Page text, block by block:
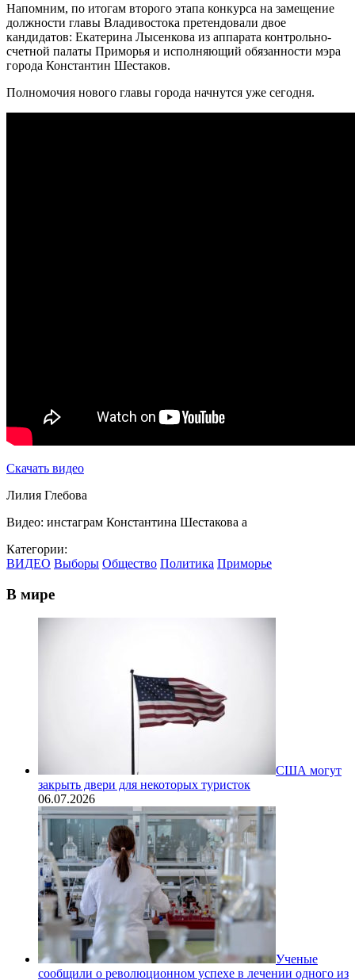
Напомним, по итогам второго этапа конкурса на замещение
должности главы Владивостока претендовали двое
кандидатов: Екатерина Лысенкова из аппарата контрольно-
счетной палаты Приморья и исполняющий обязанности мэра
города Константин Шестаков.
Полномочия нового главы города начнутся уже сегодня.
Скачать видео
Лилия Глебова
Видео: инстаграм Константина Шестакова а
Категории:
ВИДЕО Выборы Общество Политика Приморье
В мире
США могут
закрыть двери для некоторых туристок
06.07.2026
Ученые
сообщили о революционном успехе в лечении одного из